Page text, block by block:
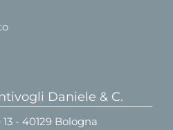
Daniele & C.
- 40129 Bologna